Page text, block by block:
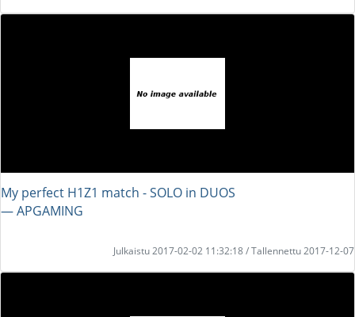
My perfect H1Z1 match - SOLO in DUOS
― APGAMING
Julkaistu 2017-02-02 11:32:18 / Tallennettu 2017-12-07